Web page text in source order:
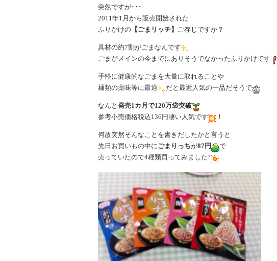
突然ですが･･･
2011年1月から販売開始された
ふりかけの 【ごまリッチ】 ご存じですか？
具材の約7割がごまなんです
ごまがメインの今までにありそうでなかったふりかけです
手軽に健康的なごまを大量に取れることや
麺類の薬味等に最適
だと最近人気の一品だそうで
なんと 発売1カ月で120万袋突破
参考小売価格税込136円凄い人気です
！
何故突然そんなことを書きだしたかと言うと
先日お買いもの中にごまりっちが87円
で
売っていたので4種類買ってみました?